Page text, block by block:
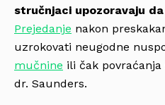
stručnjaci upozoravaju
Prejedanje nakon
uzrokovati neugodne
mučnine ili čak povraćanja
dr. Saunders.